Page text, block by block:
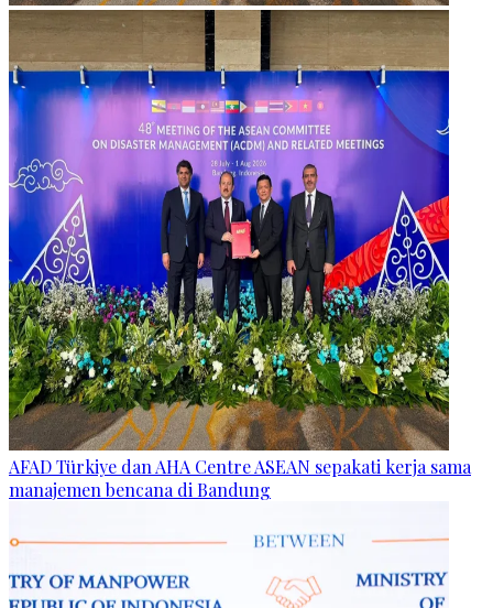
AFAD Türkiye dan AHA Centre ASEAN sepakati kerja sama
manajemen bencana di Bandung